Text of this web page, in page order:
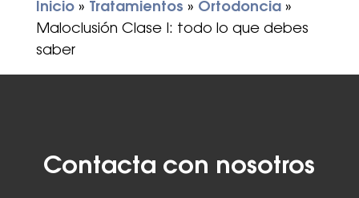
Inicio» Tratamientos » Ortodoncia»
Maloclusión Clase I: todo lo que debes
saber
Contacta con nosotros